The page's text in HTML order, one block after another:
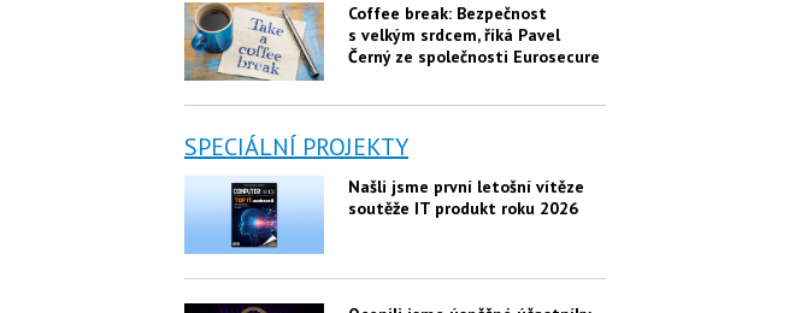
Coffee break: Bezpečnost
s velkým srdcem, říká Pavel
Černý ze společnosti Eurosecure
SPECIÁLNÍ PROJEKTY
Našli jsme první letošní vítěze
soutěže IT produkt roku 2026